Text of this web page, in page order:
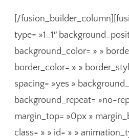
[/
type= »1_1″
background_color= » »
border_color= » »
spacing= »yes »
background_repeat= »no-
margin_top= »0px »
class= » » id= » »